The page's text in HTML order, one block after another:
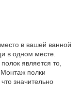
в вашей ванной
в одном месте.
является то,
полки
значительно